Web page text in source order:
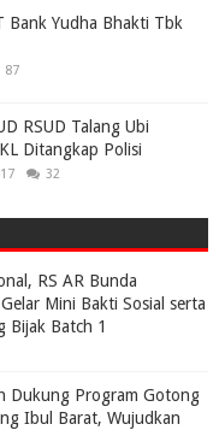
Yudha Bhakti Tbk
87
RSUD Talang Ubi
Ditangkap Polisi
32
RS AR Bunda
Mini Bakti Sosial serta
Bijak Batch 1
Dukung Program Gotong
Ibul Barat, Wujudkan